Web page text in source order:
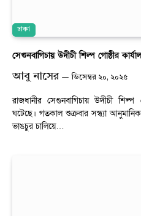
ঢাকা
সেগুনবাগিচায় উদীচী শিল্প গোষ্ঠীর
আবু নাসের ডিসেম্বর ২০, ২০২৫
রাজধানীর সেগুনবাগিচায় উদীচী শিল্প
ঘটেছে। গতকাল শুক্রবার সন্ধ্যা
ভাঙচুর চালিয়ে…